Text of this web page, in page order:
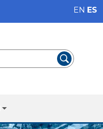
EN ES